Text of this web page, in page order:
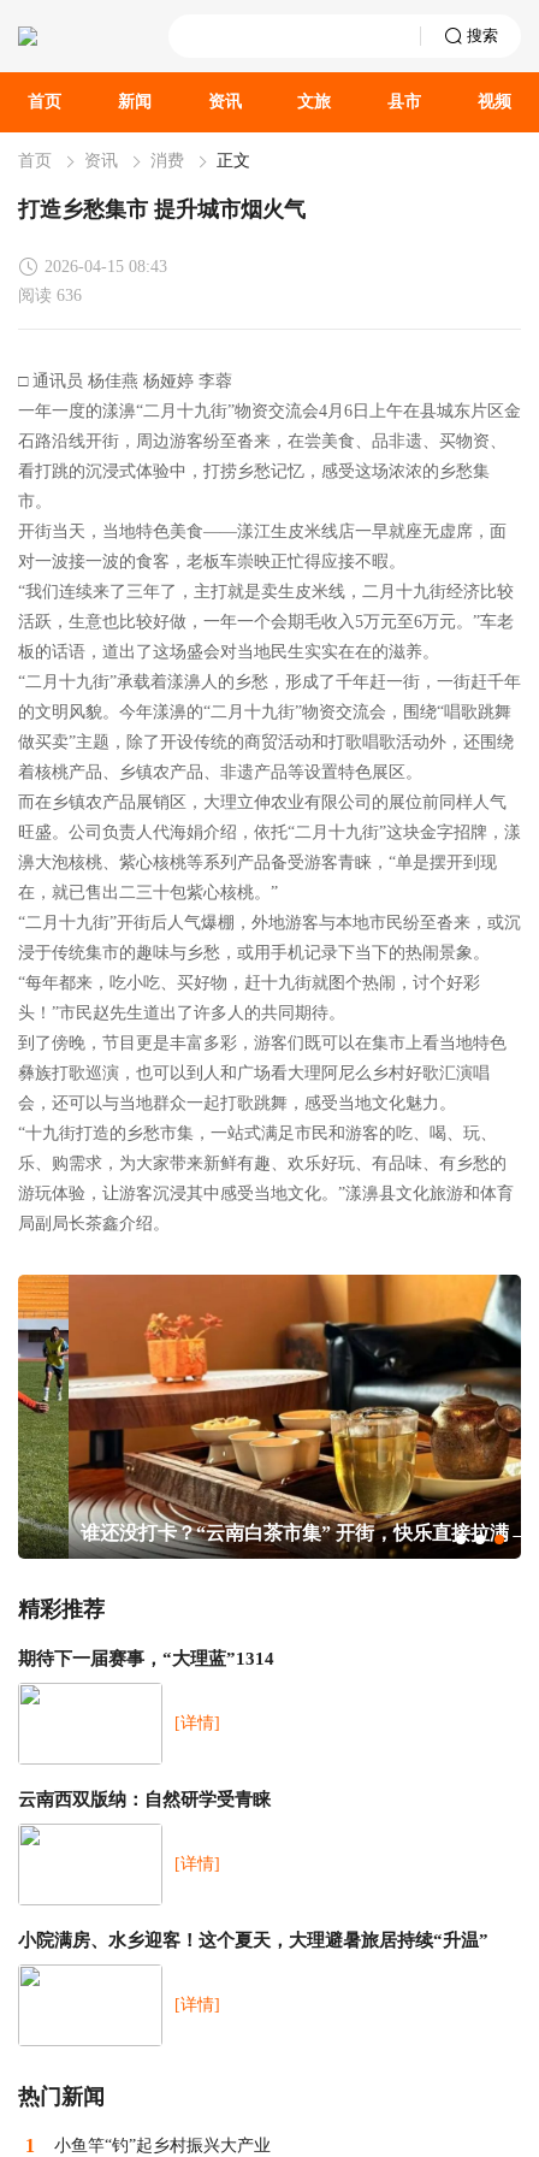
搜索
首页 新闻 资讯 文旅 县市 视频
首页 资讯 消费 正文
打造乡愁集市 提升城市烟火气
2026-04-15 08:43
阅读 636
□ 通讯员 杨佳燕 杨娅婷 李蓉
一年一度的漾濞“二月十九街”物资交流会4月6日上午在县城东片区金
石路沿线开街，周边游客纷至沓来，在尝美食、品非遗、买物资、
看打跳的沉浸式体验中，打捞乡愁记忆，感受这场浓浓的乡愁集
市。
开街当天，当地特色美食——漾江生皮米线店一早就座无虚席，面
对一波接一波的食客，老板车崇映正忙得应接不暇。
“我们连续来了三年了，主打就是卖生皮米线，二月十九街经济比较
活跃，生意也比较好做，一年一个会期毛收入5万元至6万元。”车老
板的话语，道出了这场盛会对当地民生实实在在的滋养。
“二月十九街”承载着漾濞人的乡愁，形成了千年赶一街，一街赶千年
的文明风貌。今年漾濞的“二月十九街”物资交流会，围绕“唱歌跳舞
做买卖”主题，除了开设传统的商贸活动和打歌唱歌活动外，还围绕
着核桃产品、乡镇农产品、非遗产品等设置特色展区。
而在乡镇农产品展销区，大理立伸农业有限公司的展位前同样人气
旺盛。公司负责人代海娟介绍，依托“二月十九街”这块金字招牌，漾
濞大泡核桃、紫心核桃等系列产品备受游客青睐，“单是摆开到现
在，就已售出二三十包紫心核桃。”
“二月十九街”开街后人气爆棚，外地游客与本地市民纷至沓来，或沉
浸于传统集市的趣味与乡愁，或用手机记录下当下的热闹景象。
“每年都来，吃小吃、买好物，赶十九街就图个热闹，讨个好彩
头！”市民赵先生道出了许多人的共同期待。
到了傍晚，节目更是丰富多彩，游客们既可以在集市上看当地特色
彝族打歌巡演，也可以到人和广场看大理阿尼么乡村好歌汇演唱
会，还可以与当地群众一起打歌跳舞，感受当地文化魅力。
“十九街打造的乡愁市集，一站式满足市民和游客的吃、喝、玩、
乐、购需求，为大家带来新鲜有趣、欢乐好玩、有品味、有乡愁的
游玩体验，让游客沉浸其中感受当地文化。”漾濞县文化旅游和体育
局副局长茶鑫介绍。
谁还没打卡？“云南白茶市集” 开街，快乐直接拉满→
精彩推荐
期待下一届赛事，“大理蓝”1314
[详情]
云南西双版纳：自然研学受青睐
[详情]
小院满房、水乡迎客！这个夏天，大理避暑旅居持续“升温”
[详情]
热门新闻
1 小鱼竿“钓”起乡村振兴大产业